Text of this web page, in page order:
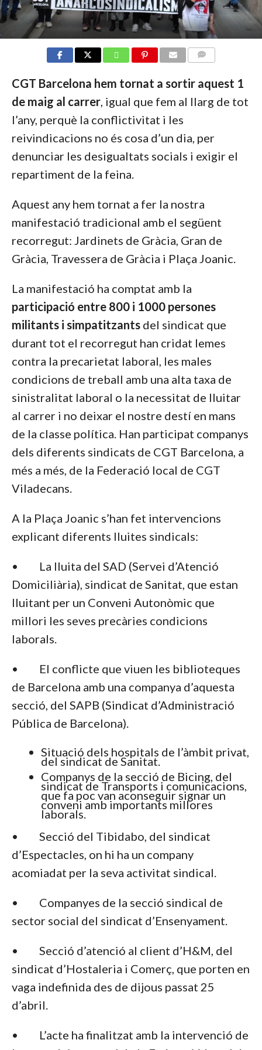
CGT Barcelona hem tornat a sortir aquest 1
de maig al carrer, igual que fem al llarg de tot
l’any, perquè la conflictivitat i les
reivindicacions no és cosa d’un dia, per
denunciar les desigualtats socials i exigir el
repartiment de la feina.
Aquest any hem tornat a fer la nostra
manifestació tradicional amb el següent
recorregut: Jardinets de Gràcia, Gran de
Gràcia, Travessera de Gràcia i Plaça Joanic.
La manifestació ha comptat amb la
participació entre 800 i 1000 persones
militants i simpatitzantsdel sindicat que
durant tot el recorregut han cridat lemes
contra la precarietat laboral, les males
condicions de treball amb una alta taxa de
sinistralitat laboral o la necessitat de lluitar
al carrer i no deixar el nostre destí en mans
de la classe política. Han participat companys
dels diferents sindicats de CGT Barcelona, a
més a més, de la Federació local de CGT
Viladecans.
A la Plaça Joanic s’han fet intervencions
explicant diferents lluites sindicals:
• La lluita del SAD (Servei d’Atenció
Domiciliària), sindicat de Sanitat, que estan
lluitant per un Conveni Autonòmic que
millori les seves precàries condicions
laborals.
• El conflicte que viuen les biblioteques
de Barcelona amb una companya d’aquesta
secció, del SAPB (Sindicat d’Administració
Pública de Barcelona).
Situació dels hospitals de l’àmbit privat,
del sindicat de Sanitat.
Companys de la secció de Bicing, del
sindicat de Transports i comunicacions,
que fa poc van aconseguir signar un
conveni amb importants millores
laborals.
• Secció del Tibidabo, del sindicat
d’Espectacles, on hi ha un company
acomiadat per la seva activitat sindical.
• Companyes de la secció sindical de
sector social del sindicat d’Ensenyament.
• Secció d’atenció al client d’H&M, del
sindicat d’Hostaleria i Comerç, que porten en
vaga indefinida des de dijous passat 25
d’abril.
• L’acte ha finalitzat amb la intervenció de